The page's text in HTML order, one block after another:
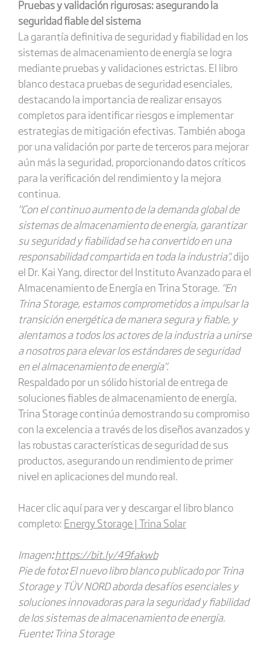
Pruebas y validación rigurosas: asegurando la
seguridad fiable del sistema
La garantía definitiva de seguridad y fiabilidad en los
sistemas de almacenamiento de energía se logra
mediante pruebas y validaciones estrictas. El libro
blanco destaca pruebas de seguridad esenciales,
destacando la importancia de realizar ensayos
completos para identificar riesgos e implementar
estrategias de mitigación efectivas. También aboga
por una validación por parte de terceros para mejorar
aún más la seguridad, proporcionando datos críticos
para la verificación del rendimiento y la mejora
continua.
"Con el continuo aumento de la demanda global de
sistemas de almacenamiento de energía, garantizar
su seguridad y fiabilidad se ha convertido en una
responsabilidad compartida en toda la industria",dijo
el Dr. Kai Yang, director del Instituto Avanzado para el
Almacenamiento de Energía en Trina Storage. "En
Trina Storage, estamos comprometidos a impulsar la
transición energética de manera segura y fiable, y
alentamos a todos los actores de la industria a unirse
a nosotros para elevar los estándares de seguridad
en el almacenamiento de energía".
Respaldado por un sólido historial de entrega de
soluciones fiables de almacenamiento de energía,
Trina Storage continúa demostrando su compromiso
con la excelencia a través de los diseños avanzados y
las robustas características de seguridad de sus
productos, asegurando un rendimiento de primer
nivel en aplicaciones del mundo real.
Hacer clic aquí para ver y descargar el libro blanco
completo: Energy Storage | Trina Solar
Imagen:https://bit.ly/49fakwb
Pie de foto:El nuevo libro blanco publicado por Trina
Storage y TÜV NORD aborda desafíos esenciales y
soluciones innovadoras para la seguridad y fiabilidad
de los sistemas de almacenamiento de energía.
Fuente:Trina Storage